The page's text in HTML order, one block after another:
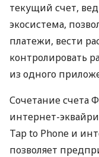
текущий счет,
экосистема,
платежи, вести
контролировать
из одного
Сочетание счета
интернет-
Tap to Phone и
позволяет